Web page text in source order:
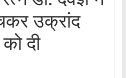
उक्रांद
दी